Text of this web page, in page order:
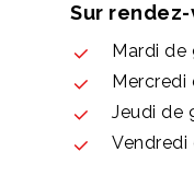
Sur rendez-
Mardi de
Mercredi
Jeudi de
Vendredi